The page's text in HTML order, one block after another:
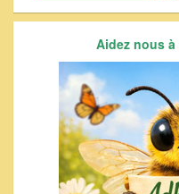
Aidez nous